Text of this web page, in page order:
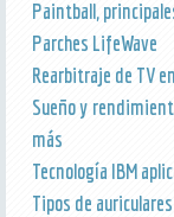
Paintball,
Parches LifeWave
Rearbitraje de TV
Sueño y
más
Tecnología IBM
Tipos de